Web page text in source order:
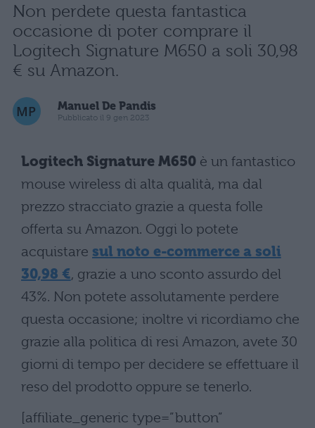
Non perdete questa fantastica
occasione di poter comprare il
Logitech Signature M650 a soli 30,98
€ su Amazon.
Manuel De Pandis
Pubblicato il 9 gen 2023
Logitech Signature M650 è un fantastico
mouse wireless di alta qualità, ma dal
prezzo stracciato grazie a questa folle
offerta su Amazon. Oggi lo potete
acquistare sul noto e-commerce a soli
30,98 €, grazie a uno sconto assurdo del
43%. Non potete assolutamente perdere
questa occasione; inoltre vi ricordiamo che
grazie alla politica di resi Amazon, avete 30
giorni di tempo per decidere se effettuare il
reso del prodotto oppure se tenerlo.
[affiliate_generic type=”button”